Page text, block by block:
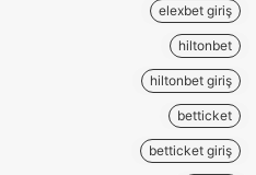
elexbet giriş
hiltonbet
hiltonbet giriş
betticket
betticket giriş